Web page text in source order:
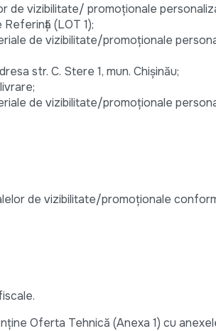
de vizibilitate/ promoționale
(LOT 1);
de vizibilitate/promoționale
str. C. Stere 1, mun. Chișinău;
de vizibilitate/promoționale
de vizibilitate/promoționale
Oferta Tehnică (Anexa 1) cu